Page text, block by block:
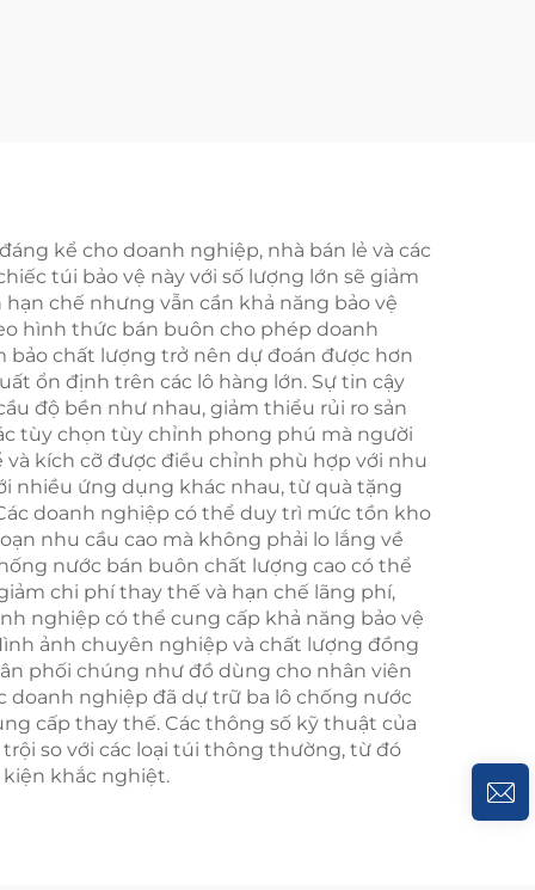
kể cho doanh nghiệp, nhà bán lẻ và các
túi bảo vệ này với số lượng lớn sẽ giảm
chế nhưng vẫn cần khả năng bảo vệ
hình thức bán buôn cho phép doanh
bảo chất lượng trở nên dự đoán được hơn
ổn định trên các lô hàng lớn. Sự tin cậy
độ bền như nhau, giảm thiểu rủi ro sản
tùy chọn tùy chỉnh phong phú mà người
kích cỡ được điều chỉnh phù hợp với nhu
nhiều ứng dụng khác nhau, từ quà tặng
doanh nghiệp có thể duy trì mức tồn kho
nhu cầu cao mà không phải lo lắng về
nước bán buôn chất lượng cao có thể
chi phí thay thế và hạn chế lãng phí,
nghiệp có thể cung cấp khả năng bảo vệ
ảnh chuyên nghiệp và chất lượng đồng
phối chúng như đồ dùng cho nhân viên
nghiệp đã dự trữ ba lô chống nước
cấp thay thế. Các thông số kỹ thuật của
so với các loại túi thông thường, từ đó
khắc nghiệt.